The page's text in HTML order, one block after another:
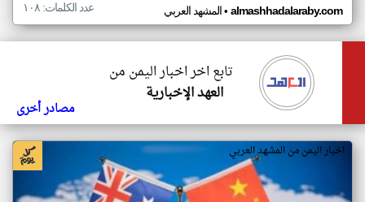
المشهد العربي• almashhadalaraby.com عدد الكلمات: ١٠٨
تابع اخر اخبار اليمن من
العهد الإخبارية
مصادر أخرى
اخبار اليمن من المشهد العربي